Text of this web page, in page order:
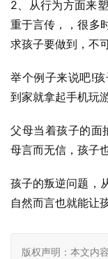
2、从行为方面来
重于言传，，很多
求孩子要做到，不
举个例子来说吧!
到家就拿起手机玩
父母当着孩子的面
母言而无信，孩子
孩子的叛逆问题，
自然而言也就能让
版权声明：本文内